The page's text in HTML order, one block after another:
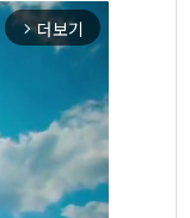
arrow_forward_ios 더보기